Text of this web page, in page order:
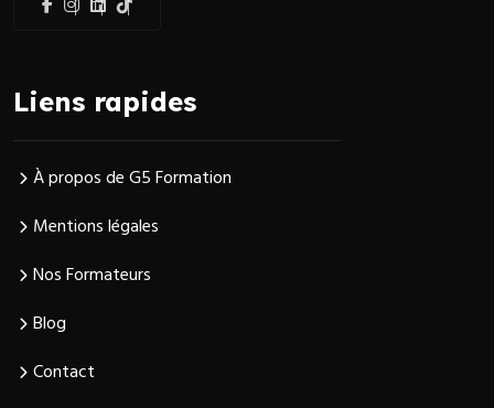
Liens rapides
À propos de G5 Formation
Mentions légales
Nos Formateurs
Blog
Contact